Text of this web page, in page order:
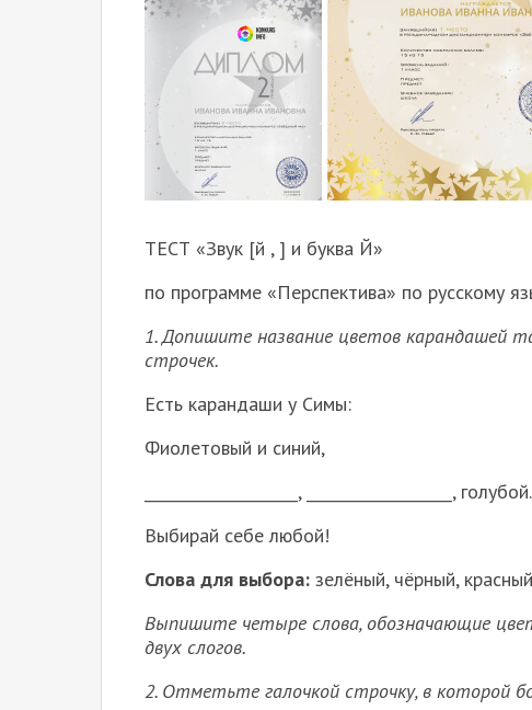
ТЕСТ «Звук [й , ] и буква Й»
по программе «Перспектива» по русскому
1. Допишите название цветов карандашей
строчек.
Есть карандаши у Симы:
Фиолетовый и синий,
____________________, ___________________, голубой.
Выбирай себе любой!
Слова для выбора: зелёный, чёрный,
Выпишите четыре слова, обозначающие
двух слогов.
2. Отметьте галочкой строчку, в которой